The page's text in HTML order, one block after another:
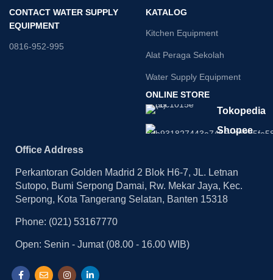
CONTACT WATER SUPPLY
EQUIPMENT
0816-952-995
KATALOG
Kitchen Equipment
Alat Peraga Sekolah
Water Supply Equipment
ONLINE STORE
Tokopedia
Shopee
Office Address
Perkantoran Golden Madrid 2 Blok H6-7, JL. Letnan
Sutopo, Bumi Serpong Damai, Rw. Mekar Jaya, Kec.
Serpong, Kota Tangerang Selatan, Banten 15318
Phone: (021) 53167770
Open: Senin - Jumat (08.00 - 16.00 WIB)